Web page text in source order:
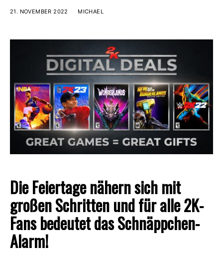
21. NOVEMBER 2022 MICHAEL
Die Feiertage nähern sich mit
großen Schritten und für alle 2K-
Fans bedeutet das Schnäppchen-
Alarm!